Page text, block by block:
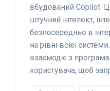
вбудований Copilot.
штучний інтелект,
безпосередньо в
на рівні всієї
взаємодіє з
користувача, щоб